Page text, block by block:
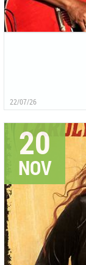
22/07/26
20
NOV